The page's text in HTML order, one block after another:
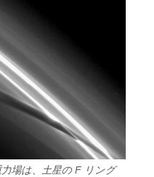
場は、土星の F リング